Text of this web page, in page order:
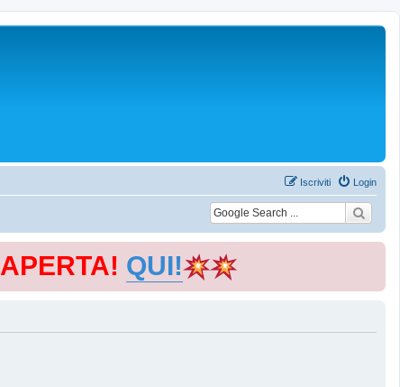
Login
Iscriviti
QUI!